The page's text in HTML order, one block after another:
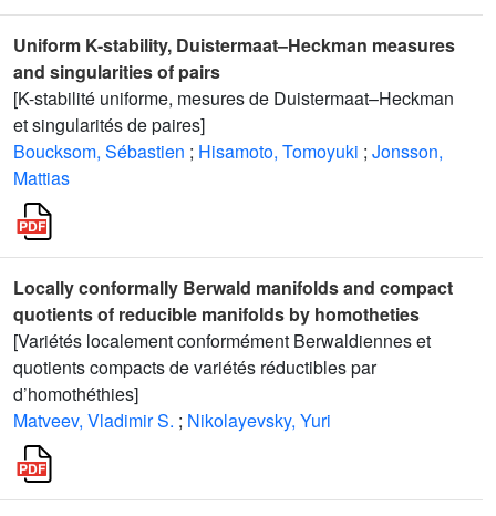
Uniform K-stability, Duistermaat–Heckman measures
and singularities of pairs
[K-stabilité uniforme, mesures de Duistermaat–Heckman
et singularités de paires]
Boucksom, Sébastien ; Hisamoto, Tomoyuki ; Jonsson,
Mattias
Locally conformally Berwald manifolds and compact
quotients of reducible manifolds by homotheties
[Variétés localement conformément Berwaldiennes et
quotients compacts de variétés réductibles par
d’homothéthies]
Matveev, Vladimir S. ; Nikolayevsky, Yuri